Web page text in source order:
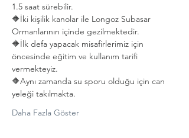
1.5 saat sürebilir.
🔶️İki kişilik kanolar ile Longoz Subasar
Ormanlarının içinde gezilmektedir.
🔶️İlk defa yapacak misafirlerimiz için
öncesinde eğitim ve kullanım tarifi
vermekteyiz.
🔶️Aynı zamanda su sporu olduğu için can
yeleği takılmakta.
Daha Fazla Göster